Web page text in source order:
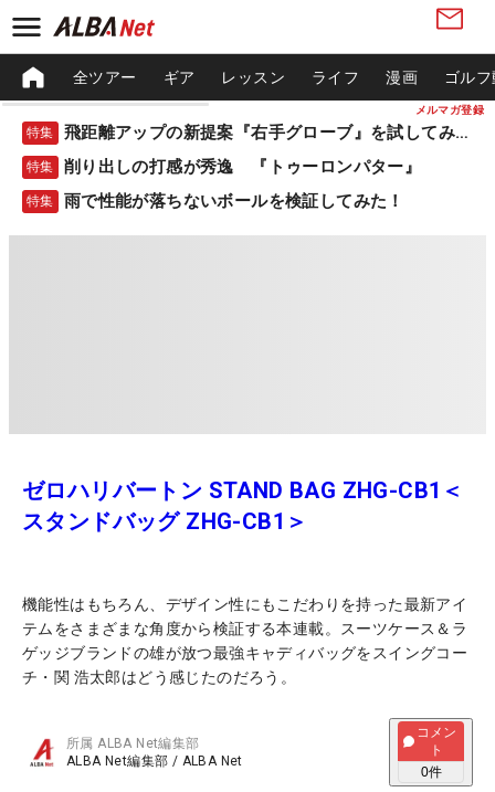
メルマガ登録
全ツアー ギア レッスン ライフ 漫画 ゴル
特集 飛距離アップの新提案『右手グローブ』を試してみた！
特集 削り出しの打感が秀逸 『トゥーロンパター』
特集 雨で性能が落ちないボールを検証してみた！
ゼロハリバートン STAND BAG ZHG-CB1＜
スタンドバッグ ZHG-CB1＞
機能性はもちろん、デザイン性にもこだわりを持った最新アイ
テムをさまざまな角度から検証する本連載。スーツケース＆ラ
ゲッジブランドの雄が放つ最強キャディバッグをスイングコー
チ・関 浩太郎はどう感じたのだろう。
所属ALBA Net編集部
ALBA Net編集部 / ALBA Net
コメン
ト
0件